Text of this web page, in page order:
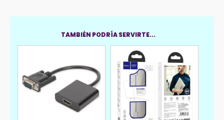
HOCO
TAMBIÉN PODRÍA SERVIRTE...